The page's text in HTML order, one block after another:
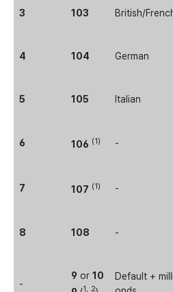
3 103 British/
4 104 German
5 105 Italian
6 106 (1) -
7 107 (1) -
8 108 -
-
9 or 10
1, 2
Default +